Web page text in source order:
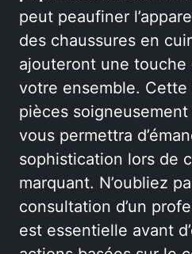
peut peaufiner
des chaussures en
ajouteront une
votre ensemble. Cette
pièces
vous permettra
sophistication lors de
marquant. N’oubliez
consultation d’un
est essentielle avant